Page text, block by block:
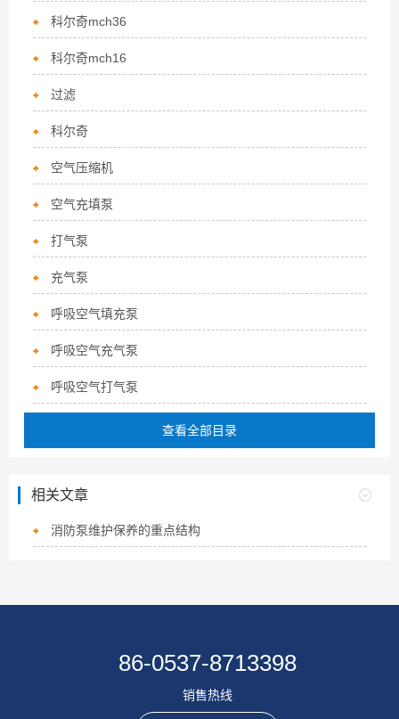
科尔奇mch36
科尔奇mch16
过滤
科尔奇
空气压缩机
空气充填泵
打气泵
充气泵
呼吸空气填充泵
呼吸空气充气泵
呼吸空气打气泵
查看全部目录
相关文章
消防泵维护保养的重点结构
86-0537-8713398
销售热线